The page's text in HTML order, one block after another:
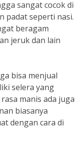
sangat cocok di
padat seperti nasi.
beragam
jeruk dan lain
bisa menjual
selera yang
manis ada juga
biasanya
dengan cara di